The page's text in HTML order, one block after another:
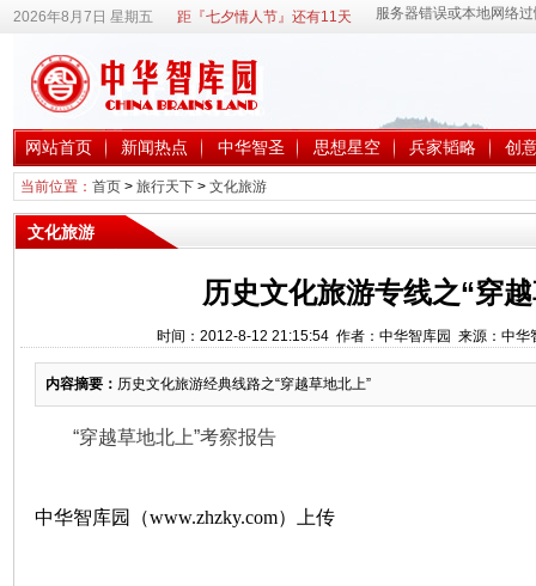
2026年8月7日 星期五 距『七夕情人节』还有11天
网站首页 新闻热点 中华智圣 思想星空 兵家韬略 创
当前位置： 首页> 旅行天下> 文化旅游
文化旅游
历史文化旅游专线之“穿
时间：2012-8-12 21:15:54 作者：中华智库园 来源：中华
内容摘要： 历史文化旅游经典线路之“穿越草地北上”
“穿越草地北上”考察报告
中华智库园（www.zhzky.com）上传